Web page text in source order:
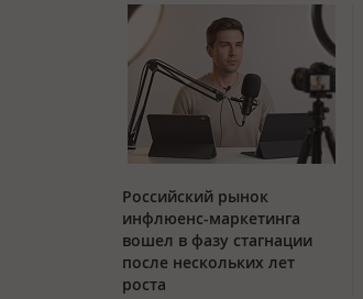
Российский рынок
инфлюенс-маркетинга
вошел в фазу стагнации
после нескольких лет
роста